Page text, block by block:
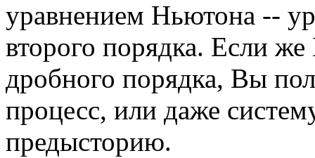
уравнением Ньютона --
второго порядка. Если
дробного порядка, Вы
процесс, или даже
предысторию.